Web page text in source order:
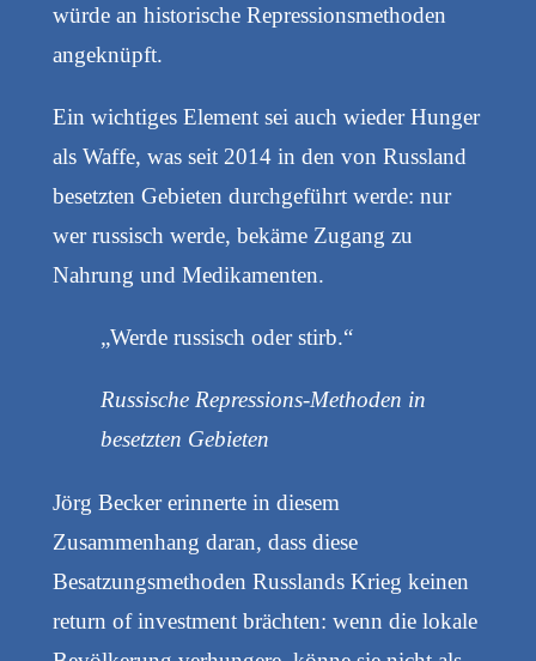
würde an historische Repressionsmethoden
angeknüpft.
Ein wichtiges Element sei auch wieder Hunger
als Waffe, was seit 2014 in den von Russland
besetzten Gebieten durchgeführt werde: nur
wer russisch werde, bekäme Zugang zu
Nahrung und Medikamenten.
„Werde russisch oder stirb.“
Russische Repressions-Methoden in
besetzten Gebieten
Jörg Becker erinnerte in diesem
Zusammenhang daran, dass diese
Besatzungsmethoden Russlands Krieg keinen
return of investment brächten: wenn die lokale